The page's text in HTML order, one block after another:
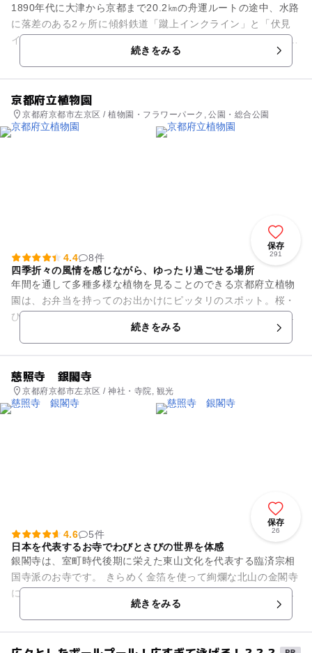
1890年代に大津から京都まで20.2㎞の舟運ルートの途中、水路
に落差のある2ヶ所に傾斜鉄道「蹴上インクライン」と「伏見
インクライン」が敷設され、その後1940年ころまで利用されて
続きをみる
京都府立植物園
京都府京都市左京区 / 植物園・フラワーパーク, 公園・総合公園
保存
291
4.4
8件
四季折々の風情を感じながら、ゆったり過ごせる場所
年間を通して多種多様な植物を見ることのできる京都府立植物
園は、お弁当を持ってのお出かけにピッタリのスポット。桜・
ひまわり・紅葉と、季節ごとの表情を楽しみながら、広々とし
た芝生の上にシートを広げて...続きをみる
慈照寺 銀閣寺
京都府京都市左京区 / 神社・寺院, 観光
保存
26
4.6
5件
日本を代表するお寺でわびとさびの世界を体感
銀閣寺は、室町時代後期に栄えた東山文化を代表する臨済宗相
国寺派のお寺です。 きらめく金箔を使って絢爛な北山の金閣寺
に対し、黒漆を塗られた東山の銀閣寺は「わびさび」のお寺と
続きをみる